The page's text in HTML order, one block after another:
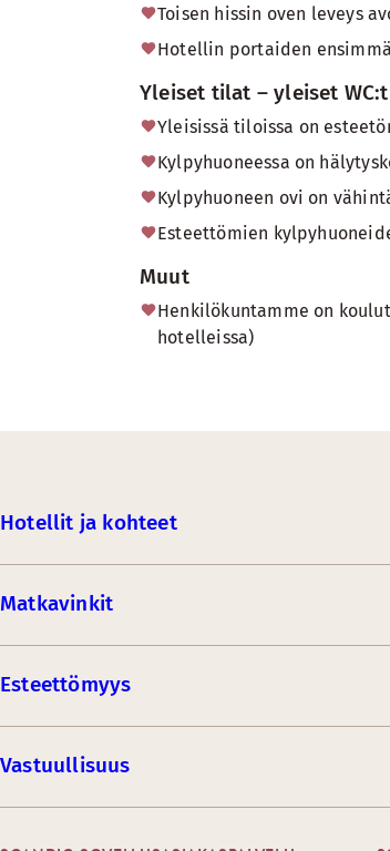
Toisen hissin oven leveys
Hotellin portaiden
Yleiset tilat – yleiset WC:t
Yleisissä tiloissa on
Kylpyhuoneessa on
Kylpyhuoneen ovi on
Esteettömien
Muut
Henkilökuntamme on
hotelleissa)
Hotellit ja kohteet
Matkavinkit
Esteettömyys
Vastuullisuus